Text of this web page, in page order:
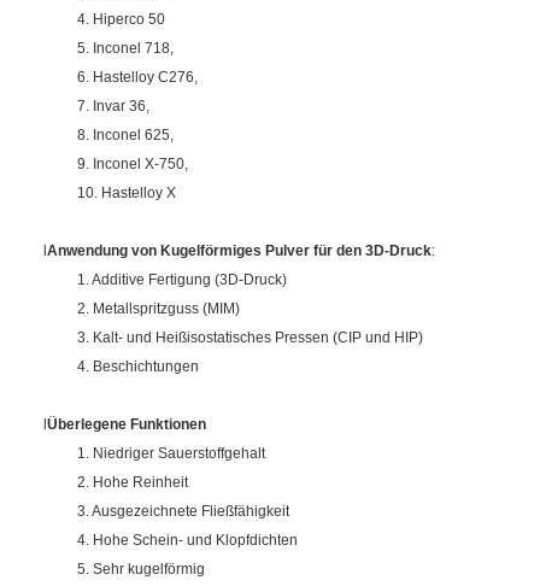
4. Hiperco 50
5. Inconel 718,
6. Hastelloy C276,
7. Invar 36,
8. Inconel 625,
9. Inconel X-750,
10. Hastelloy X
lAnwendung von Kugelförmiges Pulver für den 3D-Druck:
1. Additive Fertigung (3D-Druck)
2. Metallspritzguss (MIM)
3. Kalt- und Heißisostatisches Pressen (CIP und HIP)
4. Beschichtungen
lÜberlegene Funktionen
1. Niedriger Sauerstoffgehalt
2. Hohe Reinheit
3. Ausgezeichnete Fließfähigkeit
4. Hohe Schein- und Klopfdichten
5. Sehr kugelförmig